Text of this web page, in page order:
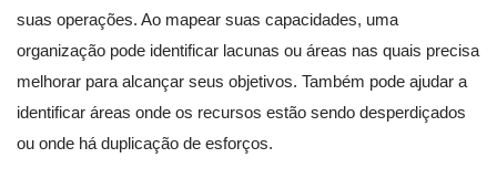
suas operações. Ao mapear suas capacidades, uma
organização pode identificar lacunas ou áreas nas quais precisa
melhorar para alcançar seus objetivos. Também pode ajudar a
identificar áreas onde os recursos estão sendo desperdiçados
ou onde há duplicação de esforços.